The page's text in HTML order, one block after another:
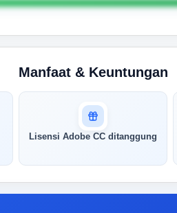
Manfaat & Keuntungan
Lisensi Adobe CC ditanggung